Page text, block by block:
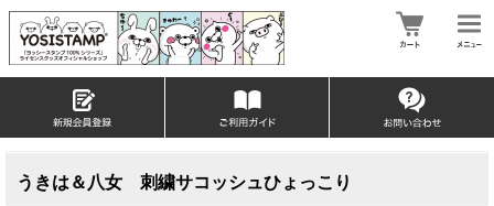
うきは＆八女 刺繍サコッシュひょっこり